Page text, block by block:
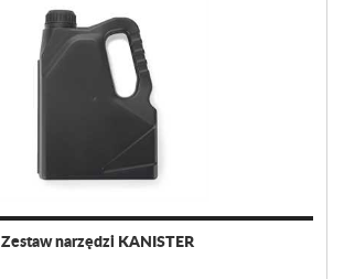
Zestaw narzędzi KANISTER